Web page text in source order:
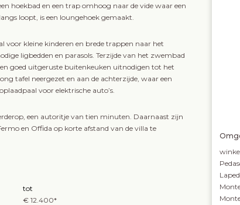
hoekbad en een trap omhoog naar de vide waar een
loopt, is een loungehoek gemaakt.
voor kleine kinderen en brede trappen naar het
ligbedden en parasols. Terzijde van het zwembad
goed uitgeruste buitenkeuken uitnodigen tot het
tafel neergezet en aan de achterzijde, waar een
voor elektrische auto’s.
een autoritje van tien minuten. Daarnaast zijn
en Offida op korte afstand van de villa te
tot
€ 12.400*